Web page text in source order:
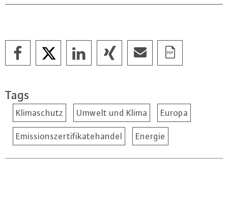
Tags
Klimaschutz Umwelt und Klima Europa
Emissionszertifikatehandel Energie